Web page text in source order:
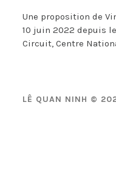
Une proposition de
10 juin 2022 depuis
Circuit, Centre
LÊ QUAN NINH ©